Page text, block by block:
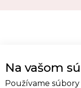
Na vašom
Používame